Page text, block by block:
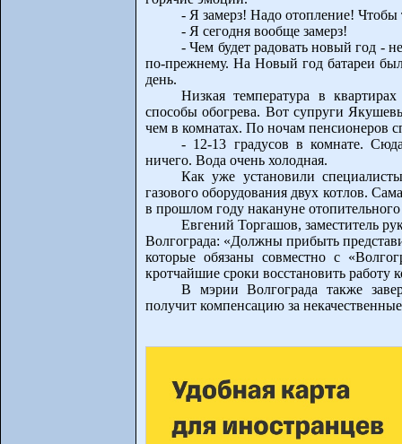
- Я замерз! Надо отопление! Чтобы
- Я сегодня вообще замерз!
- Чем будет радовать новый год -
по-прежнему. На Новый год батареи
день.
Низкая температура в
способы обогрева. Вот супруги
чем в комнатах. По ночам пенсионеров
- 12-13 градусов в комнате.
ничего. Вода очень холодная.
Как уже установили
газового оборудования двух котлов.
в прошлом году накануне отопительного
Евгений Торгашов, заместитель
Волгограда: «Должны прибыть
которые обязаны совместно с
кротчайшие сроки восстановить работу
В мэрии Волгограда также
получит компенсацию за